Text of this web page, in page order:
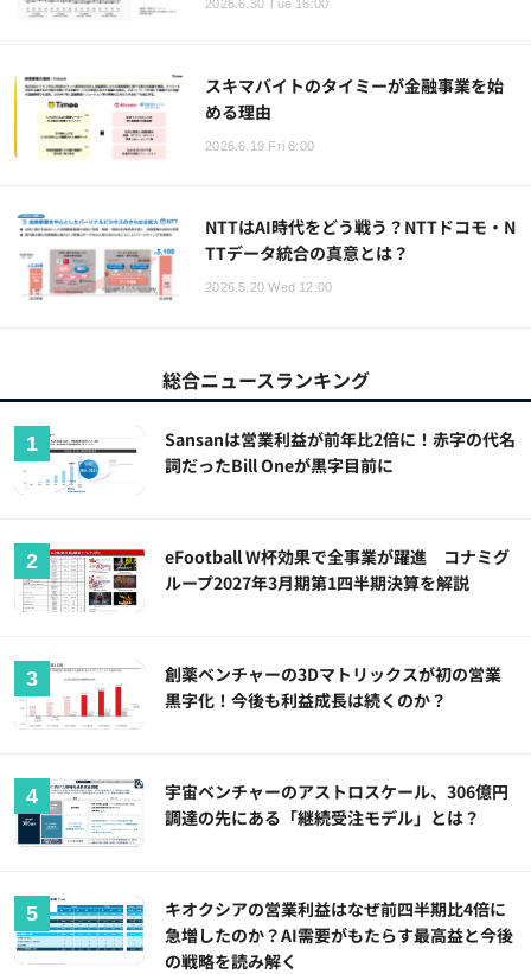
2026.6.30 Tue 16:00
スキマバイトのタイミーが金融事業を始
める理由
2026.6.19 Fri 6:00
NTTはAI時代をどう戦う？NTTドコモ・N
TTデータ統合の真意とは？
2026.5.20 Wed 12:00
総合ニュースランキング
Sansanは営業利益が前年比2倍に！赤字の代名
詞だったBill Oneが黒字目前に
eFootball W杯効果で全事業が躍進 コナミグ
ループ2027年3月期第1四半期決算を解説
創薬ベンチャーの3Dマトリックスが初の営業
黒字化！今後も利益成長は続くのか？
宇宙ベンチャーのアストロスケール、306億円
調達の先にある「継続受注モデル」とは？
キオクシアの営業利益はなぜ前四半期比4倍に
急増したのか？AI需要がもたらす最高益と今後
の戦略を読み解く